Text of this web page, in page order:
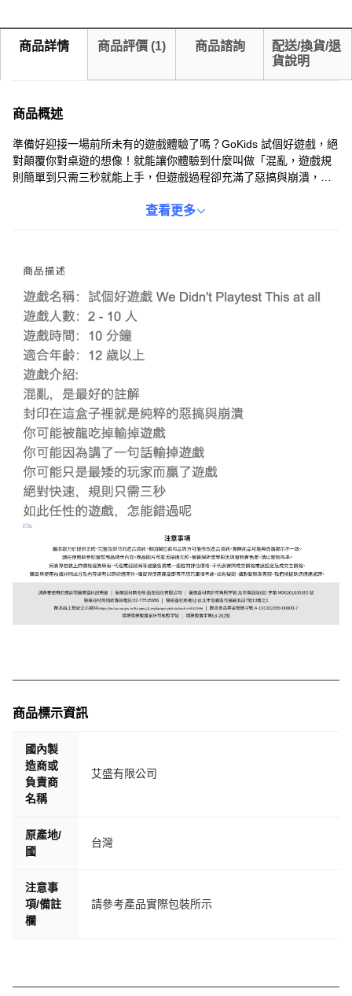
商品詳情 商品評價 (1) 商品諮詢
配送/換貨/退
貨說明
商品概述
準備好迎接一場前所未有的遊戲體驗了嗎？GoKids 試個好遊戲，絕
對顛覆你對桌遊的想像！就能讓你體驗到什麼叫做「混亂，遊戲規
則簡單到只需三秒就能上手，但遊戲過程卻充滿了惡搞與崩潰，你
最爛的玩家而贏得勝利！如此任性的遊戲，絕對能為你的聚會帶來
查看更多
商品標示資訊
國內製
造商或
負責商
名稱
艾盛有限公司
原產地/
國
台灣
注意事
項/備註
欄
請參考產品實際包裝所示